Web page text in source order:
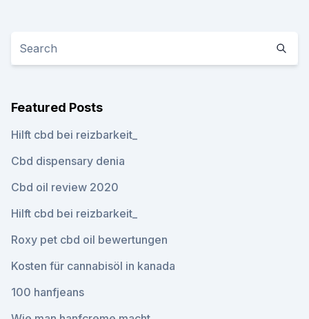
Featured Posts
Hilft cbd bei reizbarkeit_
Cbd dispensary denia
Cbd oil review 2020
Hilft cbd bei reizbarkeit_
Roxy pet cbd oil bewertungen
Kosten für cannabisöl in kanada
100 hanfjeans